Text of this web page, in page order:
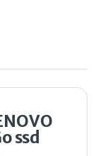
ssd